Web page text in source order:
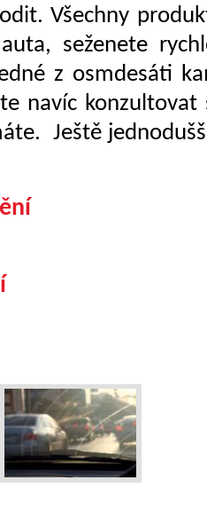
Všechny
seženete
z osmdesáti
navíc konzultovat
Ještě